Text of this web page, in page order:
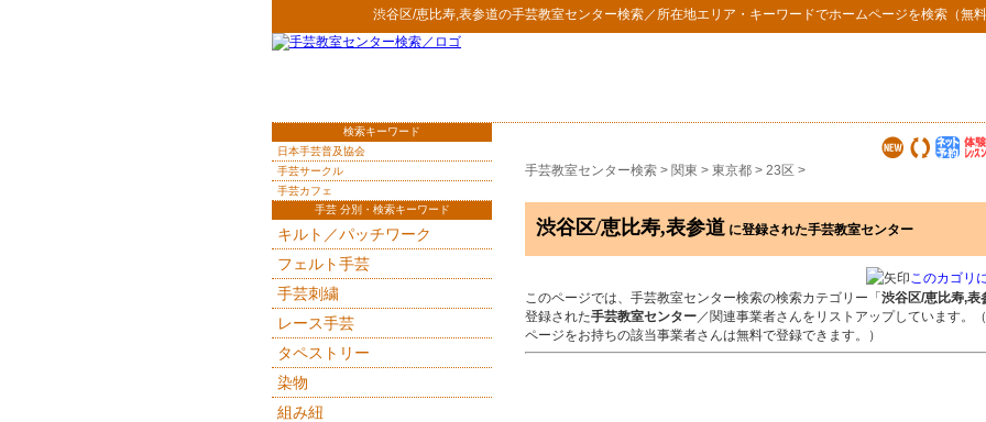
渋谷区/恵比寿,表参道の手芸教室センター検索／所在地エリア・キーワードでホームページを検索（無
手芸教室センター検索 > 関東 > 東京都 > 23区 >
渋谷区/恵比寿,表参道 に登録された手芸教室センター
このカゴリ
このページでは、手芸教室センター検索の検索カテゴリー「 渋谷区/恵比寿,表
登録された手芸教室センター／関連事業者さんをリストアップしています。
ページをお持ちの該当事業者さんは無料で登録できます。）
検索キーワード
日本手芸普及協会
手芸サークル
手芸カフェ
手芸 分別・検索キーワード
キルト／パッチワーク
フェルト手芸
手芸刺繍
レース手芸
タペストリー
染物
組み紐